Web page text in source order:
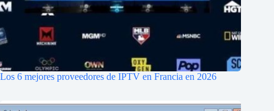
Los 6 mejores proveedores de IPTV en Francia en 2026